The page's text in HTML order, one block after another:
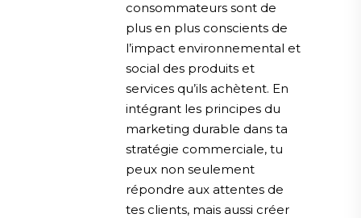
consommateurs sont de
plus en plus conscients de
l’impact environnemental et
social des produits et
services qu’ils achètent. En
intégrant les principes du
marketing durable dans ta
stratégie commerciale, tu
peux non seulement
répondre aux attentes de
tes clients, mais aussi créer